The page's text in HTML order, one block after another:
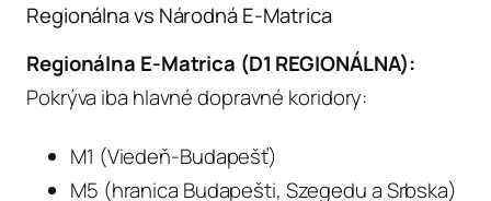
Regionálna vs Národná E-Matrica
Regionálna E-Matrica (D1 REGIONÁLNA):
Pokrýva iba hlavné dopravné koridory:
M1 (Viedeň-Budapešť)
M5 (hranica Budapešti, Szegedu a Srbska)